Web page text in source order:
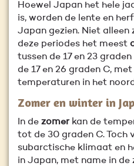
Hoewel Japan het hele
is, worden de lente en
Japan gezien. Niet alleen
deze periodes het meest
tussen de 17 en 23
de 17 en 26 graden C,
temperaturen in het
Zomer en winter in
In de zomerkan de
tot de 30 graden C. Toch
subarctische klimaat en
in Japan, met name in de